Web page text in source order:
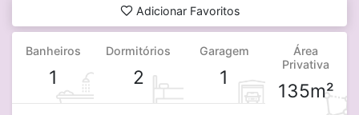
Adicionar Favoritos
Banheiros
1
Dormitórios
2
Garagem
1
Área
Privativa
135m²